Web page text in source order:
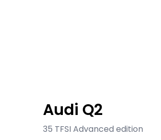
Audi Q2
35 TFSI Advanced edition